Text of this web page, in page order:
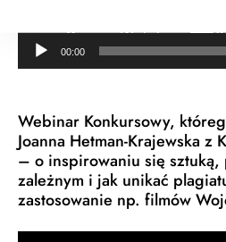
00:00
Webinar Konkursowy,
Joanna Hetman-Krajewska z
– o inspirowaniu się
zależnym i jak unikać
zastosowanie np. filmów